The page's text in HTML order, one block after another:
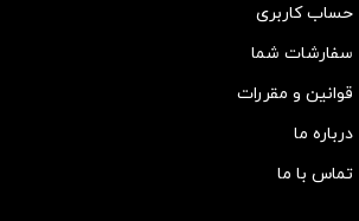
حساب کاربری
سفارشات شما
قوانین و مقررات
درباره ما
تماس با ما